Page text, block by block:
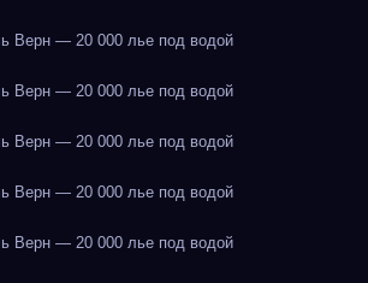
Верн — 20 000 лье под водой
Верн — 20 000 лье под водой
Верн — 20 000 лье под водой
Верн — 20 000 лье под водой
Верн — 20 000 лье под водой